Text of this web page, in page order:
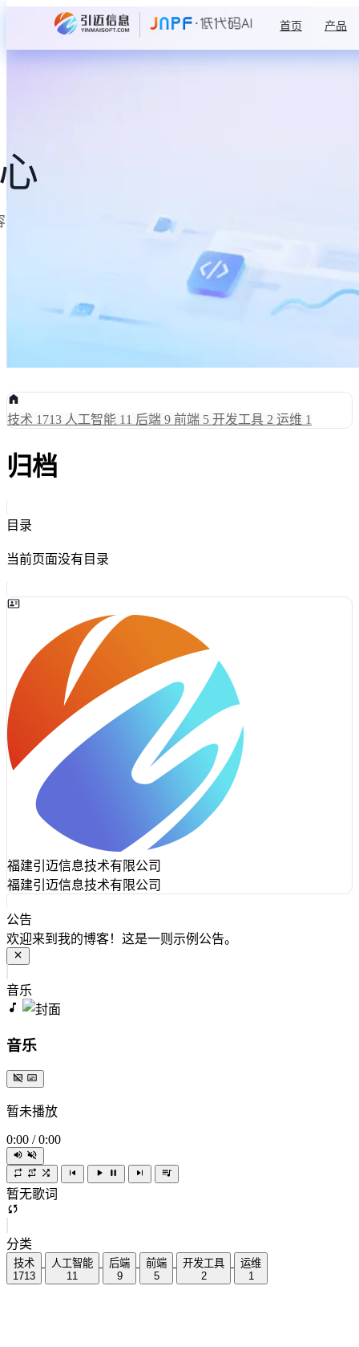
首页 产品
技术 1713 人工智能 11 后端 9 前端 5 开发工具 2 运维 1
归档
目录
当前页面没有目录
福建引迈信息技术有限公司
福建引迈信息技术有限公司
公告
欢迎来到我的博客！这是一则示例公告。
音乐
音乐
暂未播放
0:00 / 0:00
暂无歌词
分类
技术
1713
人工智能
11
后端
9
前端
5
开发工具
2
运维
1